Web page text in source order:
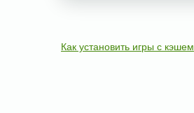
Как установить игры с кэшем